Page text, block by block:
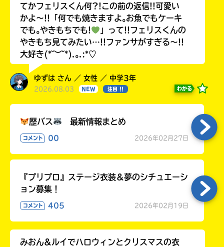
てかフェリスくん何?!この前の返信!!可愛い
かよ〜!!「何でも焼きますよ｡お魚でもケーキ
でも｡やきもちでも!
」って!!フェリスくんの
やきもち見てみたい…!!ファンサがすぎる〜!!
大好き(*˘︶˘*).｡.:*♡
ゆずは さん ／ 女性 ／ 中学3年
2026.08.03 NEW 注目 !! わかる
歴バス 最新情報まとめ
コメント 00 2026年02月27日
『プリプロ』ステージ衣装＆夢のシチュエーシ
ョン募集！
コメント 405 2026年02月19日
みおん&ルイでハロウィンとクリスマスの衣